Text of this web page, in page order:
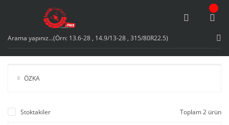
ÖZKA
Stoktakiler Toplam 2 ürün